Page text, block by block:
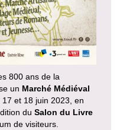
800 ans de la
un Marché Médiéval
et 18 juin 2023, en
du Salon du Livre
de visiteurs.